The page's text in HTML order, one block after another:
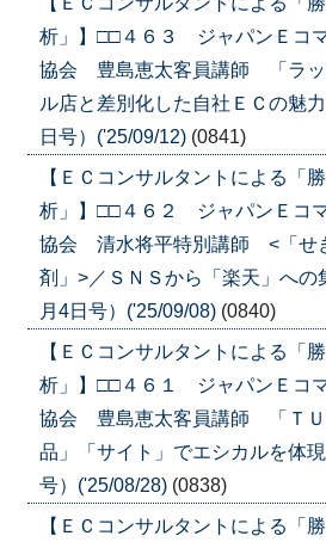
析」】□□４６３ ジャパンＥコ
協会 豊島恵太客員講師 「ラッ
ル店と差別化した自社ＥＣの魅
日号）('25/09/12) (0841)
【ＥＣコンサルタントによる「
析」】□□４６２ ジャパンＥコ
協会 清水将平特別講師 <「せ
剤」>／ＳＮＳから「楽天」への
月4日号）('25/09/08) (0840)
【ＥＣコンサルタントによる「
析」】□□４６１ ジャパンＥコ
協会 豊島恵太客員講師 「ＴＵ
品」「サイト」でエシカルを体
号）('25/08/28) (0838)
【ＥＣコンサルタントによる「